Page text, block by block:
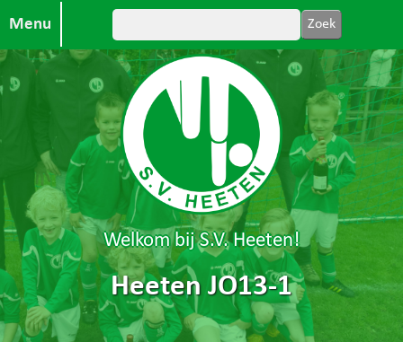
Menu
Welkom bij S.V. Heeten!
Heeten JO13-1